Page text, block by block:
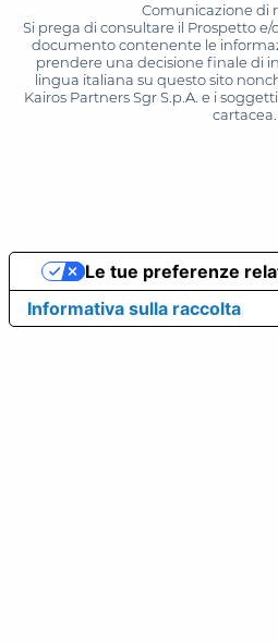
Comunicazione di
Si prega di consultare il Prospetto e/
documento contenente le
prendere una decisione finale di
lingua italiana su questo sito
Kairos Partners Sgr S.p.A. e i
cartacea.
Informativa sulla raccolta
Le tue preferenze